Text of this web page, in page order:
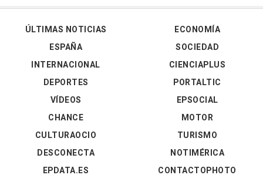
ÚLTIMAS NOTICIAS
ESPAÑA
INTERNACIONAL
DEPORTES
VÍDEOS
ECONOMÍA
SOCIEDAD
CIENCIAPLUS
PORTALTIC
EPSOCIAL
CHANCE
CULTURAOCIO
DESCONECTA
EPDATA.ES
MOTOR
TURISMO
NOTIMÉRICA
CONTACTOPHOTO